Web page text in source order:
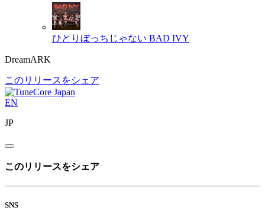
ひとりぼっちじゃない BAD IVY
DreamARK
このリリースをシェア
EN
JP
このリリースをシェア
SNS